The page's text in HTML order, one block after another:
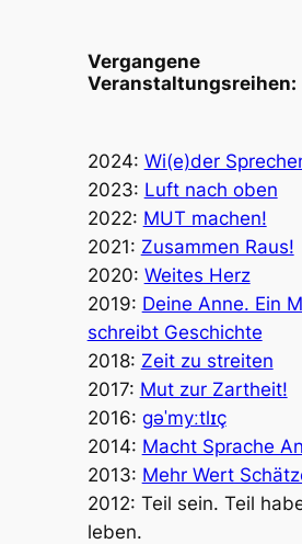
Vergangene
Veranstaltungsreihen:
2024: Wi(e)der
2023: Luft nach oben
2022: MUT machen!
2021: Zusammen Raus!
2020: Weites Herz
2019: Deine Anne. Ein
schreibt Geschichte
2018: Zeit zu streiten
2017: Mut zur Zartheit!
2016: ɡəˈmyːtlɪç
2014: Macht Sprache
2013: Mehr Wert
2012: Teil sein. Teil
leben.